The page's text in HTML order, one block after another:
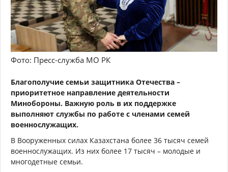
Фото: Пресс-служба МО РК
Благополучие семьи защитника Отечества –
приоритетное направление деятельности
Минобороны. Важную роль в их поддержке
выполняют службы по работе с членами семей
военнослужащих.
В Вооруженных силах Казахстана более 36 тысяч семей
военнослужащих. Из них более 17 тысяч – молодые и
многодетные семьи.